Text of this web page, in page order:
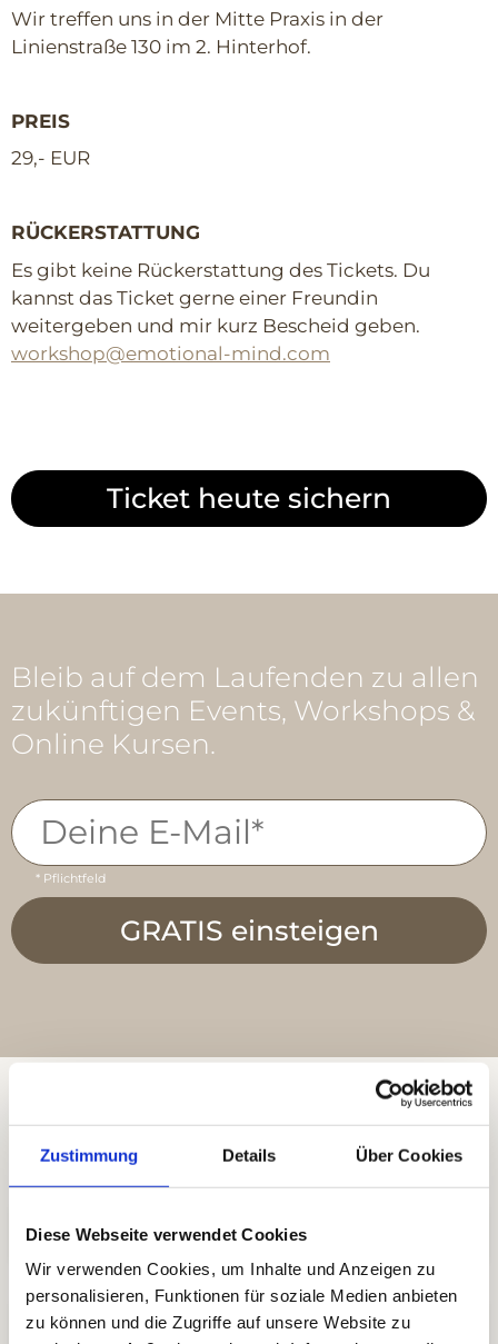
Zustimmung Details Über Cookies
Diese Webseite verwendet Cookies
Wir verwenden Cookies, um Inhalte und Anzeigen zu
personalisieren, Funktionen für soziale Medien anbieten
zu können und die Zugriffe auf unsere Website zu
Wir treffen uns in der Mitte Praxis in der
Linienstraße 130 im 2. Hinterhof.
PREIS
29,- EUR
RÜCKERSTATTUNG
Es gibt keine Rückerstattung des Tickets. Du
kannst das Ticket gerne einer Freundin
weitergeben und mir kurz Bescheid geben.
workshop@emotional-mind.com
Ticket heute sichern
Bleib auf dem Laufenden zu allen
zukünftigen Events, Workshops &
Online Kursen.
* Pflichtfeld
Fragen & Antworten
Wie ist die Verpflegung?
Wie funktioniert das mit der